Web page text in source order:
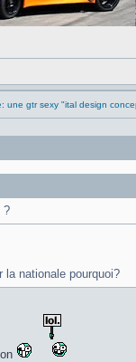
une gtr sexy "ital design
?
la nationale pourquoi?